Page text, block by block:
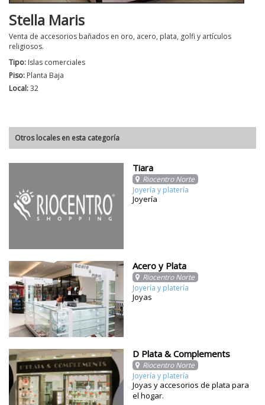
Stella Maris
Venta de accesorios bañados en oro, acero, plata, golfi y artículos
religiosos.
Tipo: Islas comerciales
Piso: Planta Baja
Local:32
Otros locales en esta categoría
Tiara
Riocentro Norte
Joyería y platería
Joyería
Acero y Plata
Riocentro Norte
Joyería y platería
Joyas
D Plata & Complements
Riocentro Norte
Joyería y platería
Joyas y accesorios de plata para
el hogar.